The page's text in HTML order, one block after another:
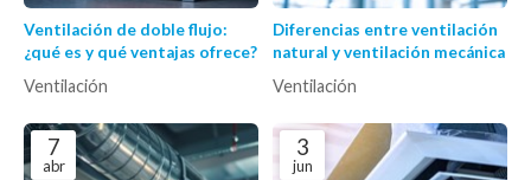
Ventilación de doble flujo:
¿qué es y qué ventajas ofrece?
Ventilación
Diferencias entre ventilación
natural y ventilación mecánica
Ventilación
7
abr
3
jun